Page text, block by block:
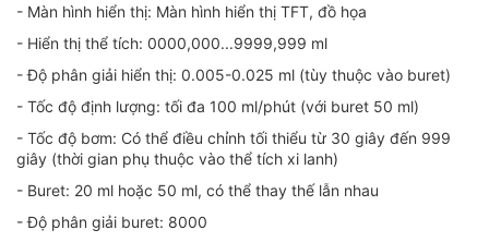
- Màn hình hiển thị: Màn hình hiển thị TFT, đồ họa
- Hiển thị thể tích: 0000,000...9999,999 ml
- Độ phân giải hiển thị: 0.005-0.025 ml (tùy thuộc vào buret)
- Tốc độ định lượng: tối đa 100 ml/phút (với buret 50 ml)
- Tốc độ bơm: Có thể điều chỉnh tối thiểu từ 30 giây đến 999
giây (thời gian phụ thuộc vào thể tích xi lanh)
- Buret: 20 ml hoặc 50 ml, có thể thay thế lẫn nhau
- Độ phân giải buret: 8000